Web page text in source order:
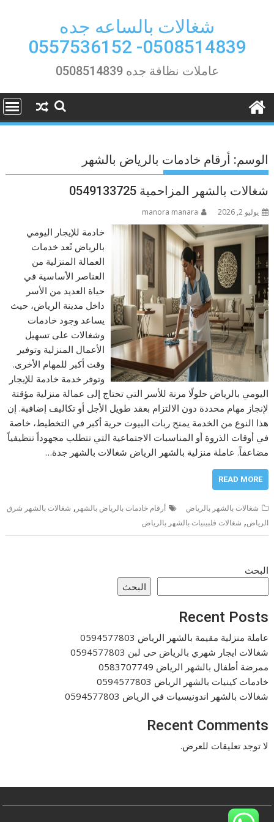
شغالات بالساعه جده
0508514839- 0557536152
عاملات نظافة جده 0508514839
الوسم: أرقام خادمات بالرياض بالشهر
شغالات بالشهر المزاحمية 0549133725
يوليو 2, 2026 manora manara
خادمة للإيجار اليومي
بالرياض تُعد خدمات
العمالة المنزلية من
العناصر الأساسية في
حياة العديد من الأسر
داخل مدينة الرياض، حيث
يساعد وجود خادمات
وشغالات على تسهيل
الأعمال المنزلية وتوفير
وقت أكبر للمهام الأخرى.
وتوفر خدمة خادمة للإيجار
اليومي بالرياض حلولًا مرنة للأسر التي تحتاج إلى عمالة منزلية مؤقتة
لإنجاز مهام محددة دون الالتزام بعقد طويل الأجل أو تكاليف إضافية. إن
هذا النوع من الخدمة يمنح ربات البيوت حرية أكبر في التخطيط، خاصة
في أوقات الذروة أو المناسبات الاجتماعية التي تتطلب مجهوداً تنظيفياً
مضاعفاً. عاملة منزلية بالشهر الرياض شغالات بالشهر جدة…
READ MORE
شغالات بالشهر بالرياض أرقام خادمات بالرياض بالشهر , شغالات بالشهر شرق
الرياض, شغالات فلبينيات بالشهر بالرياض
البحث
البحث
Recent Posts
عاملة منزلية مقيمة بالشهر الرياض 0594577803
شغالات ايجار شهري بالرياض حى لبن 0594577803
ممرضة أطفال بالشهر الرياض 0583707749
خادمات كينيات بالشهر الرياض 0594577803
شغالات بالشهر اندونيسيات في الرياض 0594577803
Recent Comments
لا توجد تعليقات للعرض.